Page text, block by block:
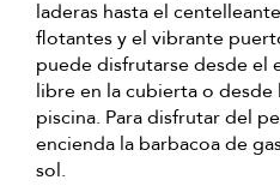
laderas hasta el
flotantes y el vibrante
puede disfrutarse desde el
libre en la cubierta o desde
piscina. Para disfrutar del
encienda la barbacoa de
sol.